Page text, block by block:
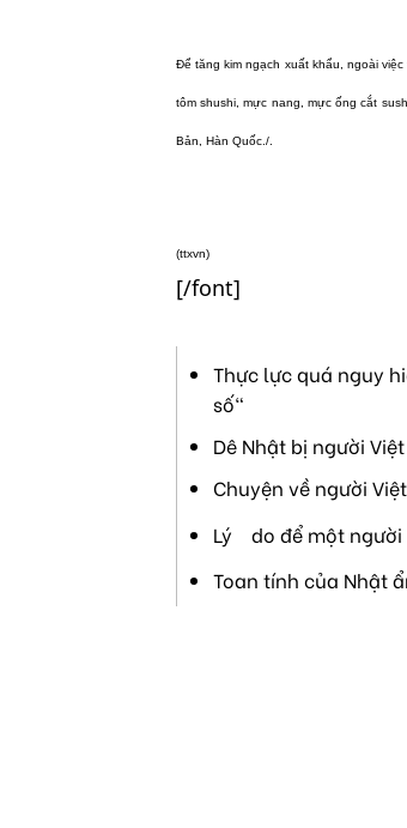
Để tăng kim ngạch xuất khẩu, ngoài
tôm shushi, mực nang, mực ống cắt
Bản, Hàn Quốc./.
(ttxvn)
[/font]
Thực lực quá nguy
số"
Dê Nhật bị người
Chuyện về người
Lý do để một người
Toan tính của Nhật